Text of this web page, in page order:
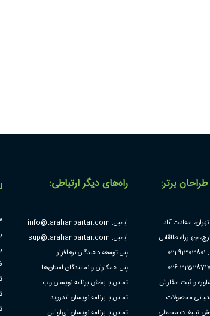
برتر:
سعادت آباد
چهارراه طالقانی
راه‌های دیگر ارتباطی:
ایمیل: info@tarahanbartar.com
ایمیل: sup@tarahanbartar.com
پنل توسعه دهندگان نرم‌افزار
پنل همکاران و نمایندگان استان‌ها
تماس با بخش برنامه نویسان وب
تماس با برنامه نویسان اندروید
تماس با برنامه نویسان ای‌او‌اس